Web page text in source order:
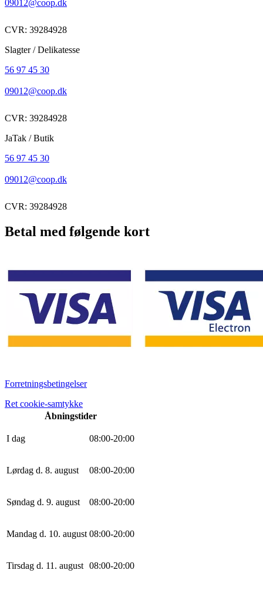
09012@coop.dk
CVR: 39284928
Slagter / Delikatesse
56 97 45 30
09012@coop.dk
CVR: 39284928
JaTak / Butik
56 97 45 30
09012@coop.dk
CVR: 39284928
Betal med følgende kort
Forretningsbetingelser
Ret cookie-samtykke
Åbningstider
I dag 08:00-20:00
Lørdag d. 8. august 08:00-20:00
Søndag d. 9. august 08:00-20:00
Mandag d. 10. august 08:00-20:00
Tirsdag d. 11. august 08:00-20:00